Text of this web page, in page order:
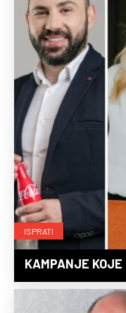
ISPRATI
KAMPANJE